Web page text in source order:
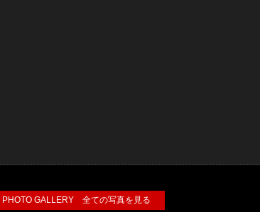
PHOTO GALLERY 全ての写真を見る